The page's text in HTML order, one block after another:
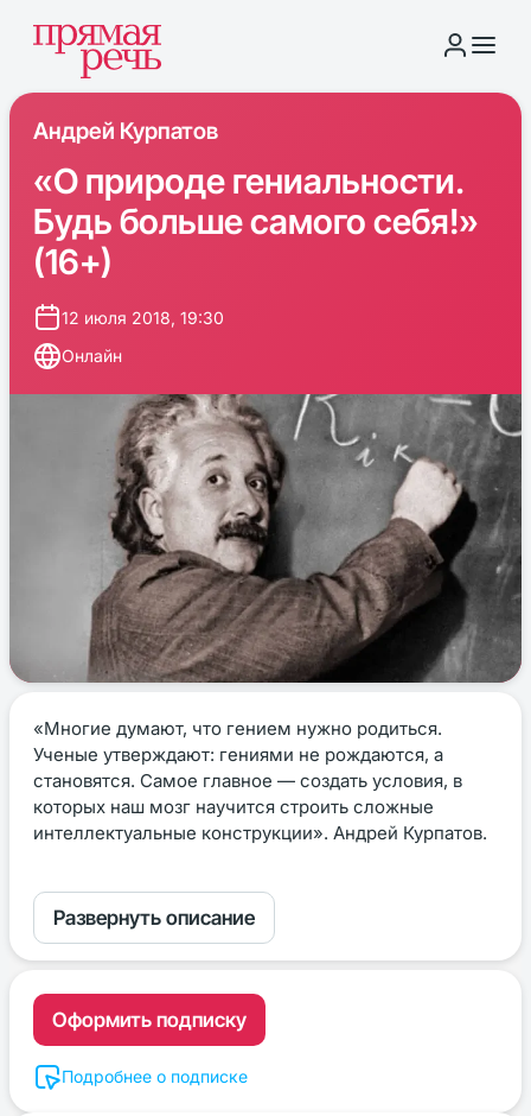
Андрей Курпатов
«О природе гениальности.
Будь больше самого себя!»
(16+)
12 июля 2018, 19:30
Онлайн
«Многие думают, что гением нужно родиться.
Ученые утверждают: гениями не рождаются, а
становятся. Самое главное — создать условия, в
которых наш мозг научится строить сложные
интеллектуальные конструкции». Андрей Курпатов.
Развернуть описание
Оформить подписку
Подробнее о подписке